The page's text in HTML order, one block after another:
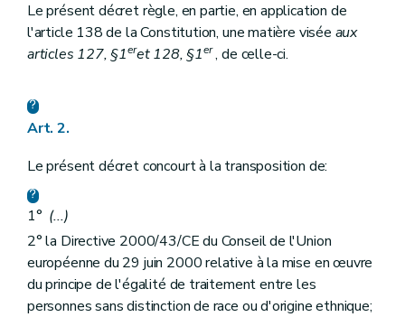
Art. 18
Art.18/1
Art. 19
Art. 20
Art. 23
Art. 25
Chapitre XIII
Art. 28
Art. 29
Chapitre XIV Instances compétentes
Art. 30
Art. 31
Le présent décret règle, en partie, en application de
l'article 138 de la Constitution, une matière visée aux
articles 127, §1eret 128, §1er, de celle-ci.
Art. 2.
Le présent décret concourt à la transposition de:
1° (...)
2° la Directive 2000/43/CE du Conseil de l'Union
européenne du 29 juin 2000 relative à la mise en œuvre
du principe de l'égalité de traitement entre les
personnes sans distinction de race ou d'origine ethnique;